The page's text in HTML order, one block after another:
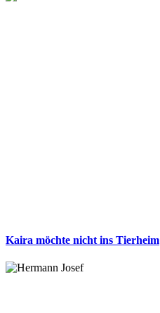
Kaira möchte nicht ins Tierheim